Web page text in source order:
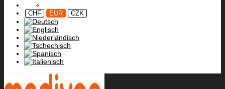
CHF EUR CZK